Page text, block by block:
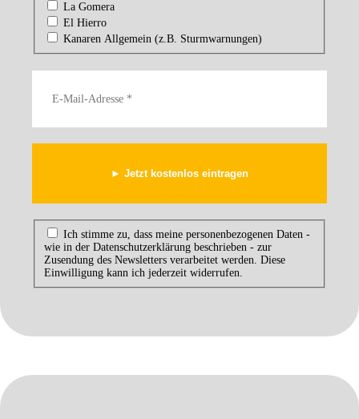
La Gomera
El Hierro
Kanaren Allgemein (z.B. Sturmwarnungen)
Ich stimme zu, dass meine personenbezogenen Daten -
wie in der Datenschutzerklärung beschrieben - zur
Zusendung des Newsletters verarbeitet werden. Diese
Einwilligung kann ich jederzeit widerrufen.